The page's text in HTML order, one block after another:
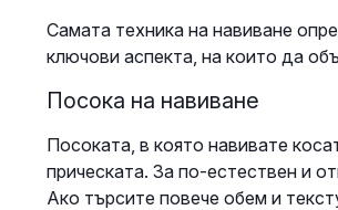
Самата техника на навиване
ключови аспекта, на които да
Посока на навиване
Посоката, в която навивате
прическата. За по-естествен и
Ако търсите повече обем и